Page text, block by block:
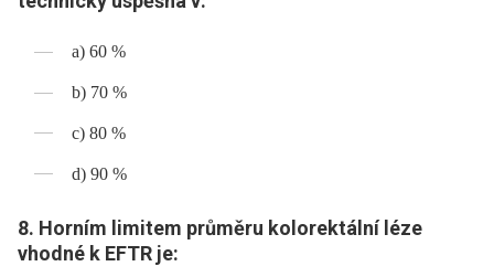
a) 60 %
b) 70 %
c) 80 %
d) 90 %
8. Horním limitem průměru kolorektální léze
vhodné k EFTR je: